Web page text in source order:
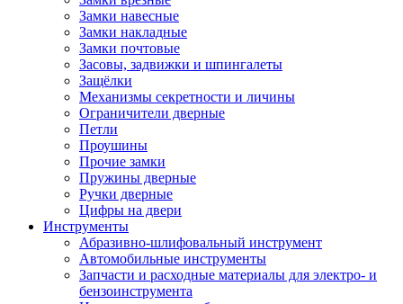
Замки навесные
Замки накладные
Замки почтовые
Засовы, задвижки и шпингалеты
Защёлки
Механизмы секретности и личины
Ограничители дверные
Петли
Проушины
Прочие замки
Пружины дверные
Ручки дверные
Цифры на двери
Инструменты
Абразивно-шлифовальный инструмент
Автомобильные инструменты
Запчасти и расходные материалы для электро- и
бензоинструмента